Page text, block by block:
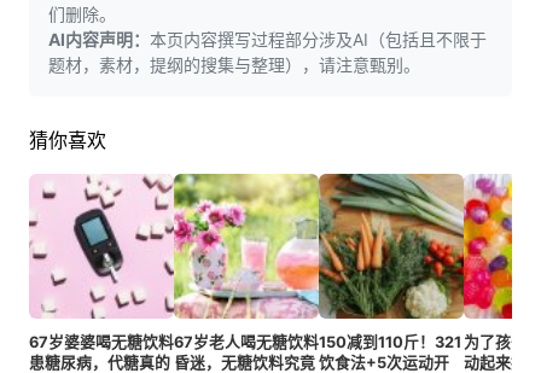
们删除。
AI内容声明： 本页内容撰写过程部分涉及AI（包括且不限于
题材，素材，提纲的搜集与整理），请注意甄别。
猜你喜欢
67岁婆婆喝无糖饮料
患糖尿病，代糖真的
67岁老人喝无糖饮料
昏迷，无糖饮料究竟
150减到110斤！321
饮食法+5次运动开
为了孩子
动起来控